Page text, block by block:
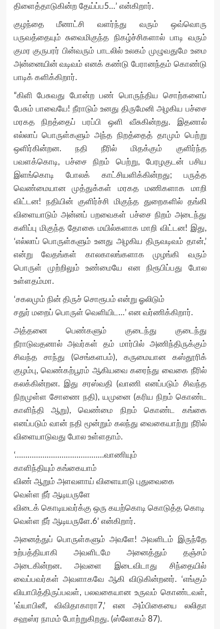
திளைத்தாடுகின்ற தேய்ப்ப5…’ என்கிறார்.
குழந்தை மீனாட்சி வளர்ந்து வரும் ஒவ்வொரு
பருவத்தையும் சுவைமிகுந்த நிகழ்ச்சிகளால் பாடி வரும்
குமர குருபரர் பின்வரும் பாடலில் உலகம் முழுவதுமே உமை
அன்னையின் வடிவம் எனக் கண்டு பேரானந்தம் கொண்டு
பாடிக் களிக்கிறார்.
“கிளி பேசுவது போன்ற பண் பொருந்திய சொற்களைப்
பேசும் பாவையே! நீராடும் உனது திருமேனி அழகிய பச்சை
மரகத நிறத்தைப் பரப்பி ஒளி வீசுகின்றது. இதனால்
எல்லாப் பொருள்களும் அந்த நிறத்தைத் தாமும் பெற்று
ஒளிர்கின்றன. நதி நீரில் மிதக்கும் குளிர்ந்த
பவளக்கொடி, பச்சை நிறம் பெற்று, பேரழகுடன் பசிய
இளங்கொடி போலக் காட்சியளிக்கின்றது; பருத்த
வெண்மையான முத்துக்கள் மரகத மணிகளாக மாறி
விட்டன! நதியின் குளிர்ச்சி மிகுந்த துறைகளில் தங்கி
விளையாடும் அன்னப் பறவைகள் பச்சை நிறம் அடைந்து
களிப்பு மிகுந்த தோகை மயில்களாக மாறி விட்டன! இது,
‘எல்லாப் பொருள்களும் உனது அழகிய திருவடிவம் தான்,’
என்று வேதங்கள் காலகாலங்களாக முழங்கி வரும்
பொருள் முற்றிலும் உண்மையே என நிரூபிப்பது போல
உள்ளதம்மா.
‘சகலமும் நின் திருச் சொரூபம் என்று ஓலிடும்
சதுர் மறைப் பொருள் வெளியிட…’ என வர்ணிக்கிறார்.
அத்தனை பெண்களும் குடைந்து குடைந்து
நீராடுவதனால் அவர்கள் தம் மார்பில் அணிந்திருக்கும்
சிவந்த சாந்து (செங்களபம்), கருமையான கஸ்தூரிக்
குழம்பு, வெண்கற்பூரம் ஆகியவை கரைந்து வைகை நீரில்
கலக்கின்றன. இது சரஸ்வதி (வாணி எனப்படும் சிவந்த
நிறமுள்ள சோணை நதி), யமுனை (கரிய நிறம் கொண்ட
காளிந்தி ஆறு), வெண்மை நிறம் கொண்ட கங்கை
எனப்படும் வான் நதி மூன்றும் கலந்து வைகையாற்று நீரில்
விளையாடுவது போல உள்ளதாம்.
‘……………………………………வாணியும்
காளிந்தியும் கங்கையாம்
விண் ஆறும் அளவளாய் விளையாடு புதுவைகை
வெள்ள நீர் ஆடியருளே
விடைக் கொடியவர்க்கு ஒரு கயற்கொடி கொடுத்த கொடி
வெள்ள நீர் ஆடியருளே.6’ என்கிறார்.
அனைத்துப் பொருள்களும் அவளே! அவளிடம் இருந்தே
உற்பத்தியாகி அவளிடமே அனைத்தும் தஞ்சம்
அடைகின்றன. அவளை இடைவிடாது சிந்தையில்
வைப்பவர்கள் அவளாகவே ஆகி விடுகின்றனர். ‘எங்கும்
வியாபித்திருப்பவள், பலவகையான உருவம் கொண்டவள்,
‘வ்யாபினீ, விவிதாகாரா7,’ என அம்பிகையை லலிதா
சஹஸ்ர நாமம் போற்றுகிறது. (ஸ்லோகம் 87).